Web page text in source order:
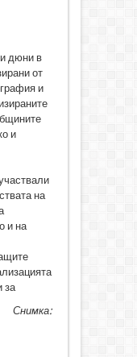
дюни в
от
и
и
на
и на
за
Снимка: